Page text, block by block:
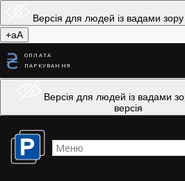
Версія для людей із вадами зору
+aA
ОПЛАТА
ПАРКУВАННЯ
Версія для людей із вадами
версія